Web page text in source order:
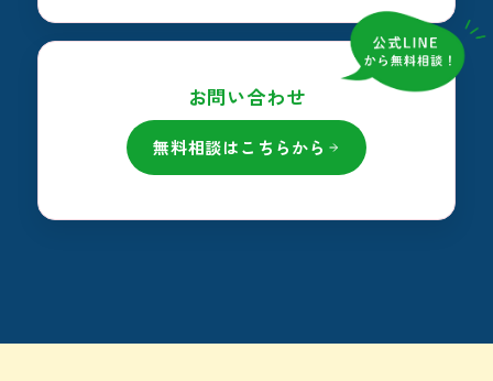
お問い合わせ
無料相談はこちらから